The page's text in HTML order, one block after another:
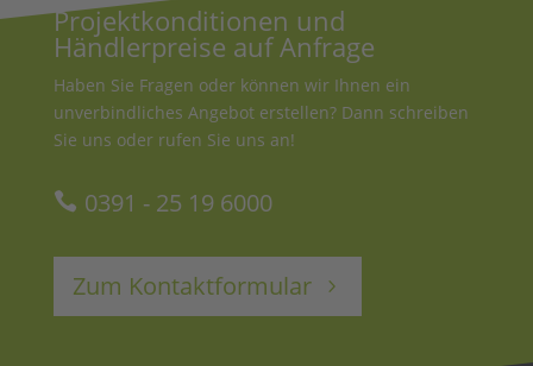
Projektkonditionen und
Händlerpreise auf Anfrage
Haben Sie Fragen oder können wir Ihnen ein
unverbindliches Angebot erstellen? Dann schreiben
Sie uns oder rufen Sie uns an!
0391 - 25 19 6000
Zum Kontaktformular